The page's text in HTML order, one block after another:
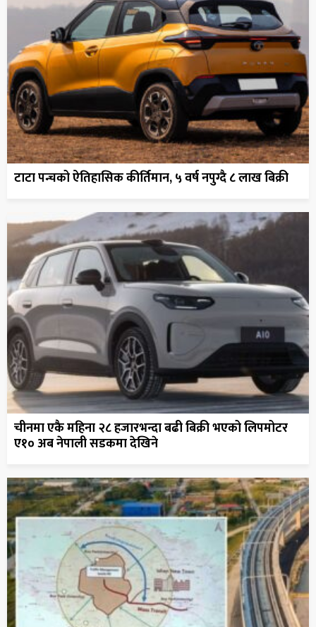
टाटा पन्चको ऐतिहासिक कीर्तिमान, ५ वर्ष नपुग्दै ८ लाख बिक्री
चीनमा एकै महिना २८ हजारभन्दा बढी बिक्री भएको लिपमोटर
ए१० अब नेपाली सडकमा देखिने